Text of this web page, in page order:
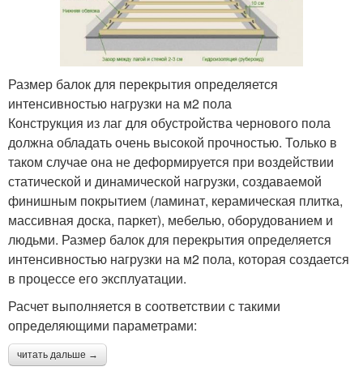
Размер балок для перекрытия определяется
интенсивностью нагрузки на м2 пола
Конструкция из лаг для обустройства чернового пола
должна обладать очень высокой прочностью. Только в
таком случае она не деформируется при воздействии
статической и динамической нагрузки, создаваемой
финишным покрытием (ламинат, керамическая плитка,
массивная доска, паркет), мебелью, оборудованием и
людьми. Размер балок для перекрытия определяется
интенсивностью нагрузки на м2 пола, которая создается
в процессе его эксплуатации.
Расчет выполняется в соответствии с такими
определяющими параметрами:
читать дальше →